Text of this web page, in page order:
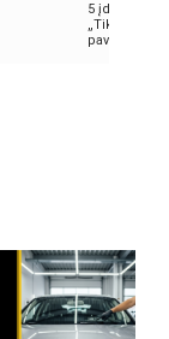
5 įdomūs
„TikTok“: ką